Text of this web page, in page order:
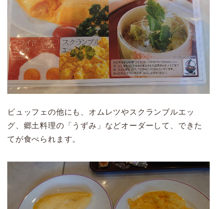
ビュッフェの他にも、オムレツやスクランブルエッ
グ、郷土料理の「うずみ」などオーダーして、できた
てが食べられます。